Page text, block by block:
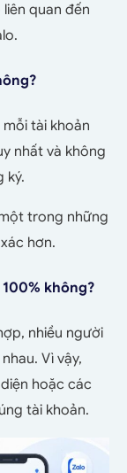
quan đến
mỗi tài khoản
nhất và không
ký.
trong những
hơn.
không?
nhiều người
Vì vậy,
hoặc các
tài khoản.